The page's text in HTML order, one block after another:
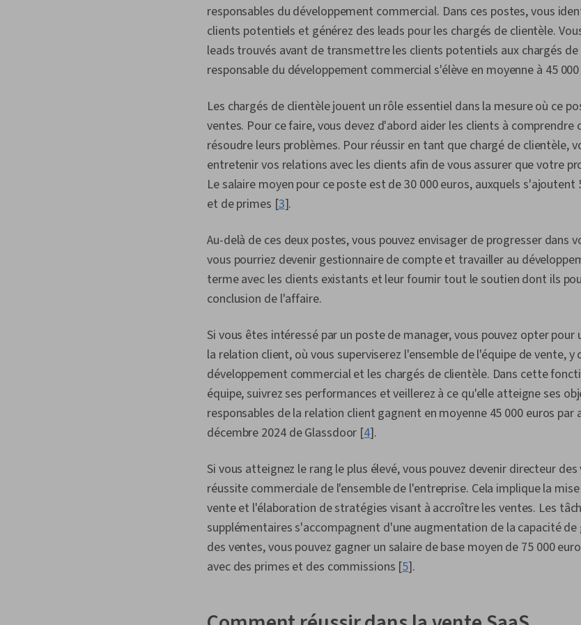
responsables du développement commercial. Dans ces postes, vous
clients potentiels et générez des leads pour les chargés de clientèle.
leads trouvés avant de transmettre les clients potentiels aux chargés
responsable du développement commercial s'élève en moyenne à 45
Les chargés de clientèle jouent un rôle essentiel dans la mesure où ce
ventes. Pour ce faire, vous devez d'abord aider les clients à
résoudre leurs problèmes. Pour réussir en tant que chargé de clientèle,
entretenir vos relations avec les clients afin de vous assurer que votre
Le salaire moyen pour ce poste est de 30 000 euros, auxquels
et de primes [3].
Au-delà de ces deux postes, vous pouvez envisager de progresser dans
vous pourriez devenir gestionnaire de compte et travailler au
terme avec les clients existants et leur fournir tout le soutien dont ils
conclusion de l'affaire.
Si vous êtes intéressé par un poste de manager, vous pouvez opter pour
la relation client, où vous superviserez l'ensemble de l'équipe de vente, y
développement commercial et les chargés de clientèle. Dans cette
équipe, suivrez ses performances et veillerez à ce qu'elle atteigne ses
responsables de la relation client gagnent en moyenne 45 000 euros par
décembre 2024 de Glassdoor [4].
Si vous atteignez le rang le plus élevé, vous pouvez devenir directeur
réussite commerciale de l'ensemble de l'entreprise. Cela implique la
vente et l'élaboration de stratégies visant à accroître les ventes. Les
supplémentaires s'accompagnent d'une augmentation de la capacité
des ventes, vous pouvez gagner un salaire de base moyen de 75 000
avec des primes et des commissions [5].